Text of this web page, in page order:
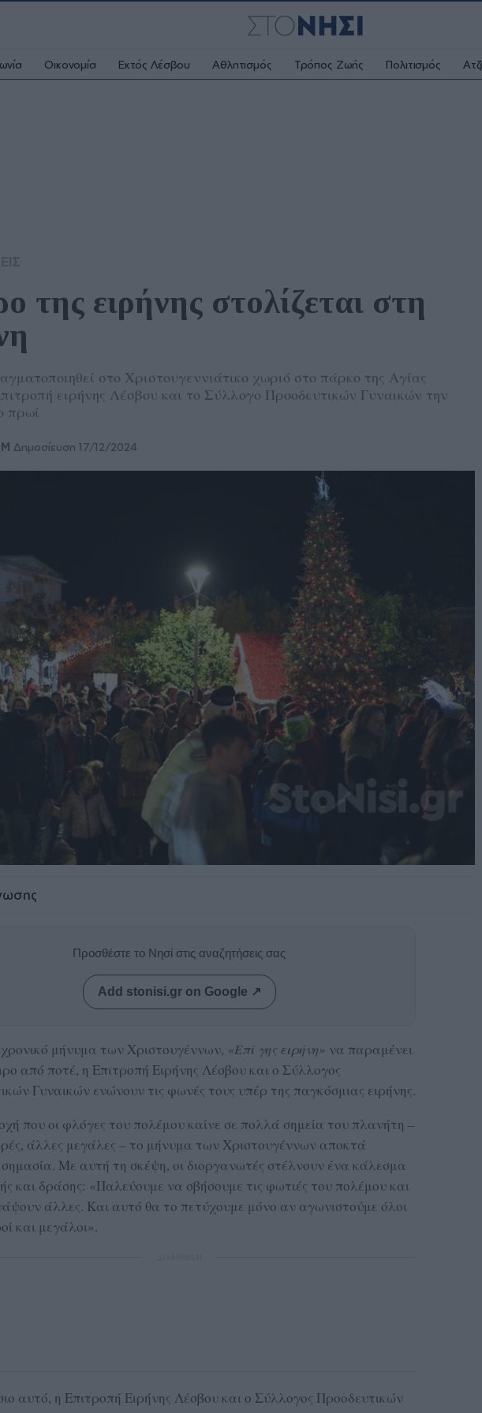
Οικονομία Εκτός Λέσβου Αθλητισμός Τρόπος Ζωής Πολιτισμός
της ειρήνης στολίζεται στη
στο Χριστουγεννιάτικο χωριό στο πάρκο της Αγίας
ειρήνης Λέσβου και το Σύλλογο Προοδευτικών Γυναικών την
πρωί
Δημοσίευση 17/12/2024
Προσθέστε το Νησί στις αναζητήσεις σας
Add stonisi.gr on Google ↗
μήνυμα των Χριστουγέννων, «Επί γης ειρήνη» να παραμένει
από ποτέ, η Επιτροπή Ειρήνης Λέσβου και ο Σύλλογος
Γυναικών ενώνουν τις φωνές τους υπέρ της παγκόσμιας ειρήνης.
που οι φλόγες του πολέμου καίνε σε πολλά σημεία του πλανήτη –
άλλες μεγάλες – το μήνυμα των Χριστουγέννων αποκτά
σημασία. Με αυτή τη σκέψη, οι διοργανωτές στέλνουν ένα κάλεσμα
και δράσης: «Παλεύουμε να σβήσουμε τις φωτιές του πολέμου και
άλλες. Και αυτό θα το πετύχουμε μόνο αν αγωνιστούμε όλοι
και μεγάλοι».
αυτό, η Επιτροπή Ειρήνης Λέσβου και ο Σύλλογος Προοδευτικών